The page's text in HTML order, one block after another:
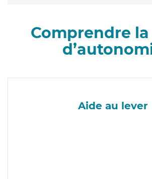
Comprendre
Aide au lever